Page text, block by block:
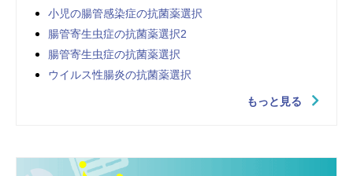
小児の腸管感染症の抗菌薬選択
腸管寄生虫症の抗菌薬選択2
腸管寄生虫症の抗菌薬選択
ウイルス性腸炎の抗菌薬選択
もっと見る